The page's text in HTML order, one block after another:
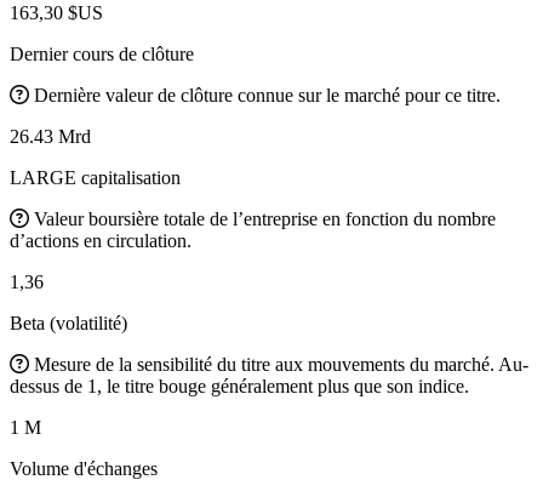
163,30 $US
Dernier cours de clôture
Dernière valeur de clôture connue sur le marché pour ce titre.
26.43 Mrd
LARGE capitalisation
Valeur boursière totale de l’entreprise en fonction du nombre
d’actions en circulation.
1,36
Beta (volatilité)
Mesure de la sensibilité du titre aux mouvements du marché. Au-
dessus de 1, le titre bouge généralement plus que son indice.
1 M
Volume d'échanges